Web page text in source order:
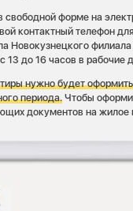
свободной форме на
контактный телефон
Новокузнецкого
до 16 часов в рабочие
нужно будет
периода.Чтобы
документов на